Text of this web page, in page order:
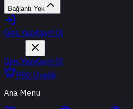
Bağlantı Yok
Giriş YapKayıt Ol
Giriş YapKayıt Ol
PRO Üyelik
Ana Menu